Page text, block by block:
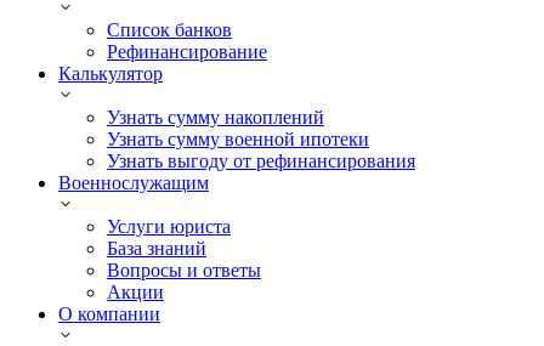
Список банков
Рефинансирование
Калькулятор
Узнать сумму накоплений
Узнать сумму военной ипотеки
Узнать выгоду от рефинансирования
Военнослужащим
Услуги юриста
База знаний
Вопросы и ответы
Акции
О компании